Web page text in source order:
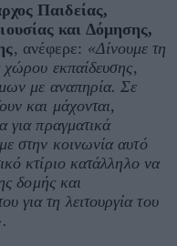
Παιδείας,
και Δόμησης,
, ανέφερε: «Δίνουμε τη
χώρου εκπαίδευσης,
με αναπηρία. Σε
και μάχονται,
για πραγματικά
στην κοινωνία αυτό
κτίριο κατάλληλο να
δομής και
για τη λειτουργία του